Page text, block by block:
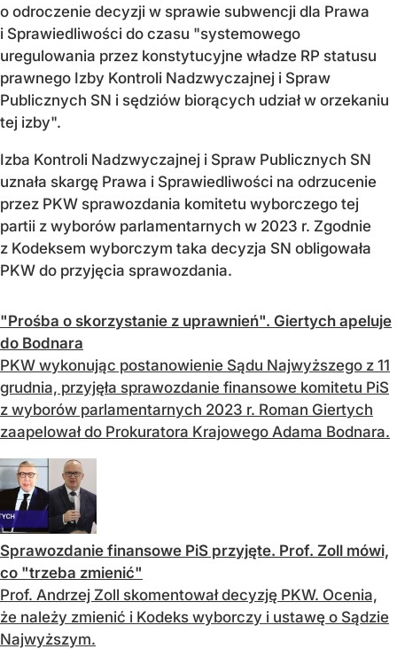
o odroczenie decyzji w sprawie subwencji dla Prawa
i Sprawiedliwości do czasu "systemowego
uregulowania przez konstytucyjne władze RP statusu
prawnego Izby Kontroli Nadzwyczajnej i Spraw
Publicznych SN i sędziów biorących udział w orzekaniu
tej izby".
Izba Kontroli Nadzwyczajnej i Spraw Publicznych SN
uznała skargę Prawa i Sprawiedliwości na odrzucenie
przez PKW sprawozdania komitetu wyborczego tej
partii z wyborów parlamentarnych w 2023 r. Zgodnie
z Kodeksem wyborczym taka decyzja SN obligowała
PKW do przyjęcia sprawozdania.
"Prośba o skorzystanie z uprawnień". Giertych apeluje
do Bodnara
PKW wykonując postanowienie Sądu Najwyższego z 11
grudnia, przyjęła sprawozdanie finansowe komitetu PiS
z wyborów parlamentarnych 2023 r. Roman Giertych
zaapelował do Prokuratora Krajowego Adama Bodnara.
Sprawozdanie finansowe PiS przyjęte. Prof. Zoll mówi,
co "trzeba zmienić"
Prof. Andrzej Zoll skomentował decyzję PKW. Ocenia,
że należy zmienić i Kodeks wyborczy i ustawę o Sądzie
Najwyższym.